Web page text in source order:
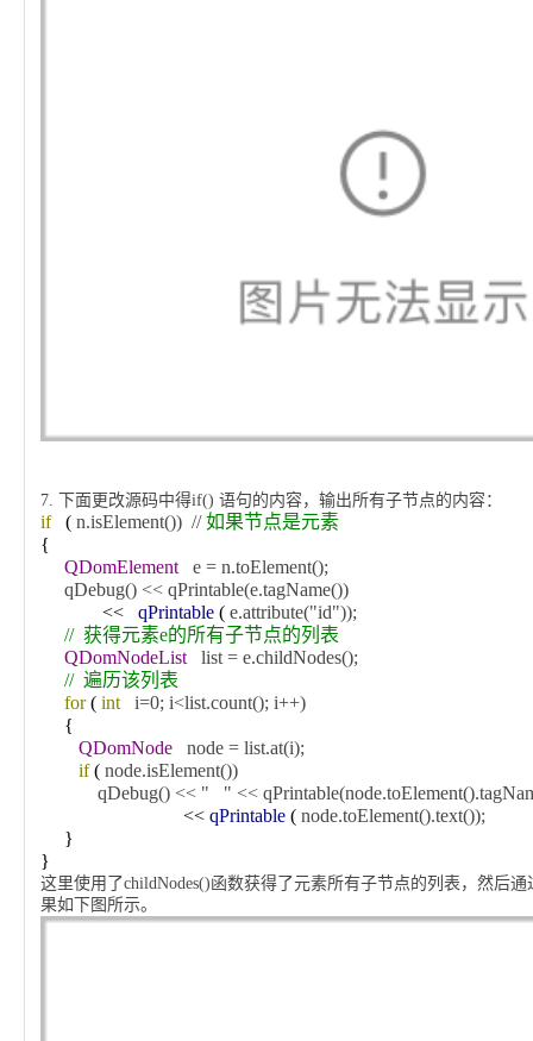
7. 下面更改源码中得if() 语句的内容，输出所有子节点的内容：
if ( n.isElement()) // 如果节点是元素
{
QDomElement
e = n.toElement();
qDebug() << qPrintable(e.tagName())
<<
qPrintable ( e.attribute("id"));
// 获得元素e的所有子节点的列表
QDomNodeList
list = e.childNodes();
// 遍历该列表
for ( int
i=0; i<list.count(); i++)
{
QDomNode
node = list.at(i);
if ( node.isElement())
qDebug() << " " <<
<< qPrintable ( node.toElement().text());
}
}
这里使用了childNodes()函数获得了元素所有子节点的列表，然后
果如下图所示。